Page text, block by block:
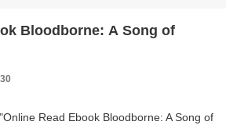
Bloodborne: A Song of